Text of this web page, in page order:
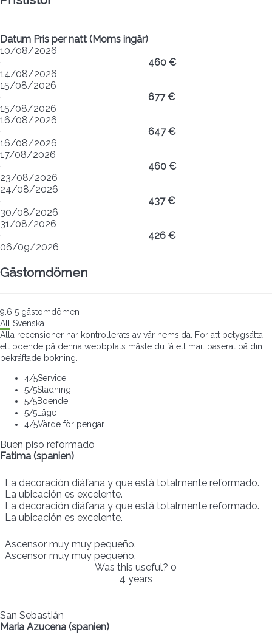
Datum Pris per natt (Moms ingår)
10/08/2026
·
14/08/2026
460 €
15/08/2026
·
15/08/2026
677 €
16/08/2026
·
16/08/2026
647 €
17/08/2026
·
23/08/2026
460 €
24/08/2026
·
30/08/2026
437 €
31/08/2026
·
06/09/2026
426 €
Gästomdömen
9.6 5 gästomdömen
All
Svenska
Alla recensioner har kontrollerats av vår hemsida. För att betygsätta
ett boende på denna webbplats måste du få ett mail baserat på din
bekräftade bokning.
4/5Service
5/5Städning
5/5Boende
5/5 Läge
4/5Värde för pengar
Buen piso reformado
Fatima (spanien)
La decoración diáfana y que está totalmente reformado.
La ubicación es excelente.
La decoración diáfana y que está totalmente reformado.
La ubicación es excelente.
Ascensor muy muy pequeño.
Ascensor muy muy pequeño.
Was this useful? 0
4 years
San Sebastián
Maria Azucena (spanien)